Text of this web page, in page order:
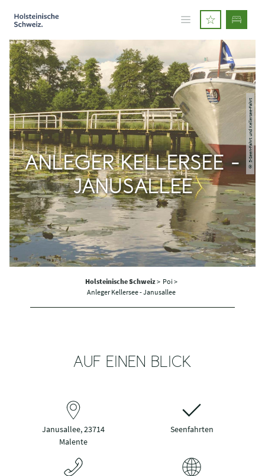
© 5-Seen-Fahrt und Kellersee-Fahrt
ANLEGER KELLERSEE -
JANUSALLEE
Holsteinische Schweiz> Poi >
Anleger Kellersee - Janusallee
AUF EINEN BLICK
Janusallee, 23714
Malente
Seenfahrten